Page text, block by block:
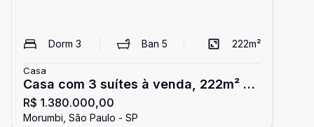
Dorm 3 Ban5 222m²
Casa
Casa com 3 suítes à venda, 222m² -
Morumbi - São Paulo/SP
R$ 1.380.000,00
Morumbi, São Paulo - SP